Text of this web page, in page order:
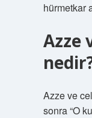
hürmetkar
Azze
Azze ve
sonra “O